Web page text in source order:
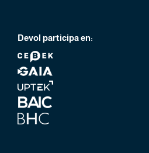
Devol participa en: